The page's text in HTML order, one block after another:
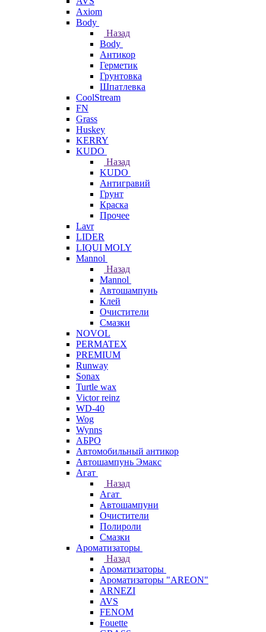
Axiom
Body
Назад
Body
Антикор
Герметик
Грунтовка
Шпатлевка
CoolStream
FN
Grass
Huskey
KERRY
KUDO
Назад
KUDO
Антигравий
Грунт
Краска
Прочее
Lavr
LIDER
LIQUI MOLY
Mannol
Назад
Mannol
Автошампунь
Клей
Очистители
Смазки
NOVOL
PERMATEX
PREMIUM
Runway
Sonax
Turtle wax
Victor reinz
WD-40
Wog
Wynns
АБРО
Автомобильный антикор
Автошампунь Эмакс
Агат
Назад
Агат
Автошампуни
Очистители
Полироли
Смазки
Ароматизаторы
Назад
Ароматизаторы
Ароматизаторы "AREON"
ARNEZI
AVS
FENOM
Fouette